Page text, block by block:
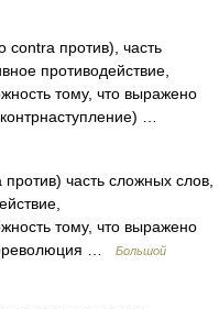
против), часть
противодействие,
тому, что выражено
…
часть сложных слов,
тому, что выражено
…
Большой